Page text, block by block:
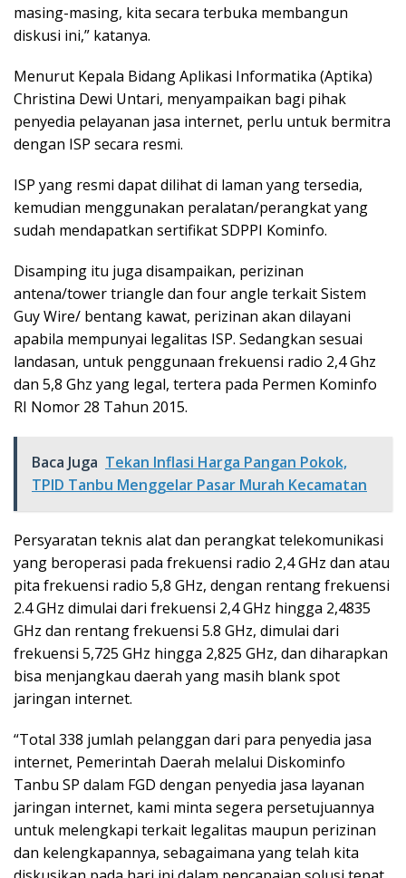
masing-masing, kita secara terbuka membangun
diskusi ini,” katanya.
Menurut Kepala Bidang Aplikasi Informatika (Aptika)
Christina Dewi Untari, menyampaikan bagi pihak
penyedia pelayanan jasa internet, perlu untuk bermitra
dengan ISP secara resmi.
ISP yang resmi dapat dilihat di laman yang tersedia,
kemudian menggunakan peralatan/perangkat yang
sudah mendapatkan sertifikat SDPPI Kominfo.
Disamping itu juga disampaikan, perizinan
antena/tower triangle dan four angle terkait Sistem
Guy Wire/ bentang kawat, perizinan akan dilayani
apabila mempunyai legalitas ISP. Sedangkan sesuai
landasan, untuk penggunaan frekuensi radio 2,4 Ghz
dan 5,8 Ghz yang legal, tertera pada Permen Kominfo
RI Nomor 28 Tahun 2015.
Baca Juga Tekan Inflasi Harga Pangan Pokok,
TPID Tanbu Menggelar Pasar Murah Kecamatan
Persyaratan teknis alat dan perangkat telekomunikasi
yang beroperasi pada frekuensi radio 2,4 GHz dan atau
pita frekuensi radio 5,8 GHz, dengan rentang frekuensi
2.4 GHz dimulai dari frekuensi 2,4 GHz hingga 2,4835
GHz dan rentang frekuensi 5.8 GHz, dimulai dari
frekuensi 5,725 GHz hingga 2,825 GHz, dan diharapkan
bisa menjangkau daerah yang masih blank spot
jaringan internet.
“Total 338 jumlah pelanggan dari para penyedia jasa
internet, Pemerintah Daerah melalui Diskominfo
Tanbu SP dalam FGD dengan penyedia jasa layanan
jaringan internet, kami minta segera persetujuannya
untuk melengkapi terkait legalitas maupun perizinan
dan kelengkapannya, sebagaimana yang telah kita